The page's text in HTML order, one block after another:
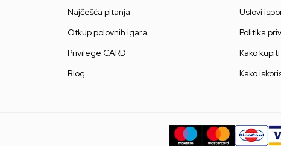
Najčešća pitanja
Otkup polovnih igara
Privilege CARD
Blog
Uslovi
Politika
Kako
Kako